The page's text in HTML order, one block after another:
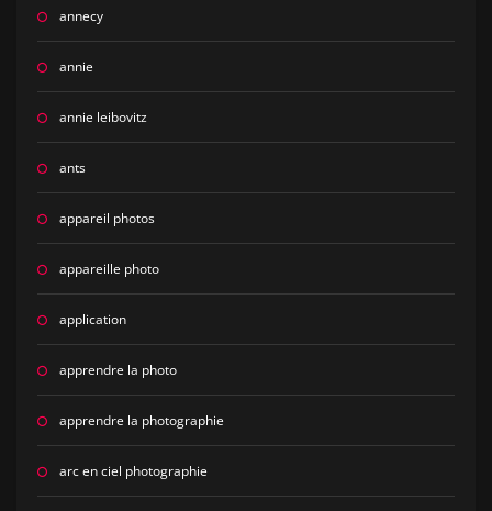
annecy
annie
annie leibovitz
ants
appareil photos
appareille photo
application
apprendre la photo
apprendre la photographie
arc en ciel photographie